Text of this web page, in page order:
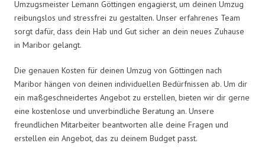
Umzugsmeister Lemann Göttingen engagierst, um deinen Umzug
reibungslos und stressfrei zu gestalten. Unser erfahrenes Team
sorgt dafür, dass dein Hab und Gut sicher an dein neues Zuhause
in Maribor gelangt.
Die genauen Kosten für deinen Umzug von Göttingen nach
Maribor hängen von deinen individuellen Bedürfnissen ab. Um dir
ein maßgeschneidertes Angebot zu erstellen, bieten wir dir gerne
eine kostenlose und unverbindliche Beratung an. Unsere
freundlichen Mitarbeiter beantworten alle deine Fragen und
erstellen ein Angebot, das zu deinem Budget passt.